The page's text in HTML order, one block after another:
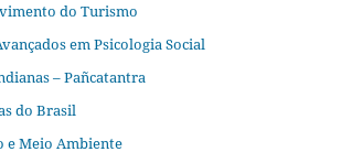
do Turismo
em Psicologia Social
– Pañcatantra
do Brasil
e Meio Ambiente